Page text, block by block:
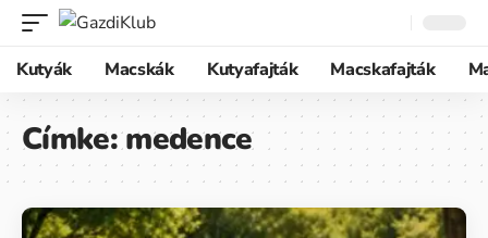
Kutyák Macskák Kutyafajták Macskafajták
Címke:medence